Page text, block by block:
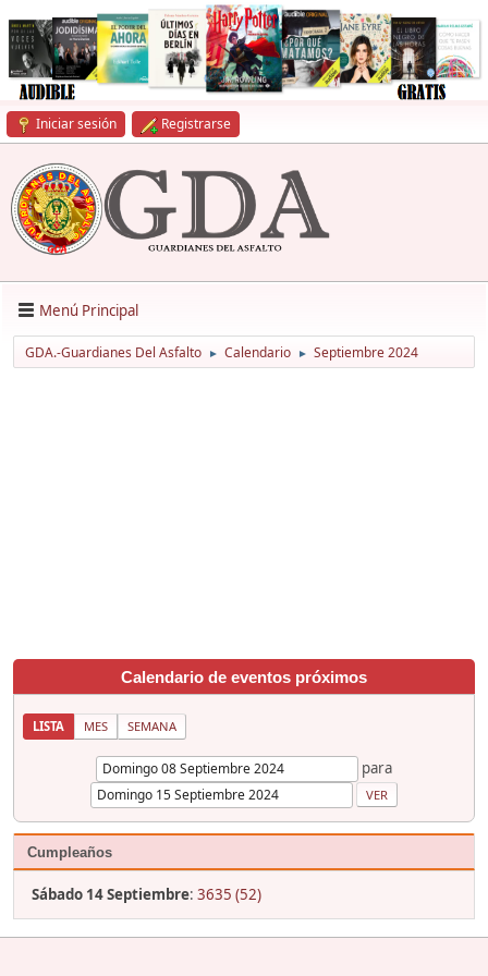
Iniciar sesión Registrarse
Menú Principal
GDA.-Guardianes Del Asfalto ► Calendario ► Septiembre 2024
Calendario de eventos próximos
LISTA MES SEMANA
para
Cumpleaños
Sábado 14 Septiembre: 3635 (52)